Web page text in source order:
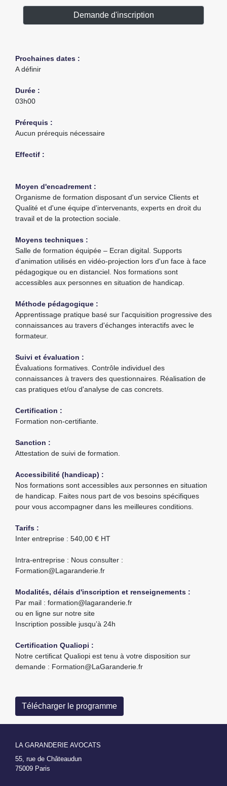
Demande d'inscription
Prochaines dates :
A définir
Durée :
03h00
Prérequis :
Aucun prérequis nécessaire
Effectif :
Moyen d'encadrement :
Organisme de formation disposant d'un service Clients et
Qualité et d'une équipe d'intervenants, experts en droit du
travail et de la protection sociale.
Moyens techniques :
Salle de formation équipée – Ecran digital. Supports
d'animation utilisés en vidéo-projection lors d'un face à face
pédagogique ou en distanciel. Nos formations sont
accessibles aux personnes en situation de handicap.
Méthode pédagogique :
Apprentissage pratique basé sur l'acquisition progressive des
connaissances au travers d'échanges interactifs avec le
formateur.
Suivi et évaluation :
Évaluations formatives. Contrôle individuel des
connaissances à travers des questionnaires. Réalisation de
cas pratiques et/ou d'analyse de cas concrets.
Certification :
Formation non-certifiante.
Sanction :
Attestation de suivi de formation.
Accessibilité (handicap) :
Nos formations sont accessibles aux personnes en situation
de handicap. Faites nous part de vos besoins spécifiques
pour vous accompagner dans les meilleures conditions.
Tarifs :
Inter entreprise : 540,00 € HT
Intra-entreprise : Nous consulter :
Formation@Lagaranderie.fr
Modalités, délais d'inscription et renseignements :
Par mail : formation@lagaranderie.fr
ou en ligne sur notre site
Inscription possible jusqu’à 24h
Certification Qualiopi :
Notre certificat Qualiopi est tenu à votre disposition sur
demande : Formation@LaGaranderie.fr
Télécharger le programme
LA GARANDERIE AVOCATS
55, rue de Châteaudun
75009 Paris